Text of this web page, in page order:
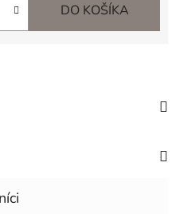
DO KOŠÍKA